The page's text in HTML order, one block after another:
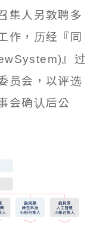
集人另敦聘多
作，历经『同
』过
员会，以评选
会确认后公